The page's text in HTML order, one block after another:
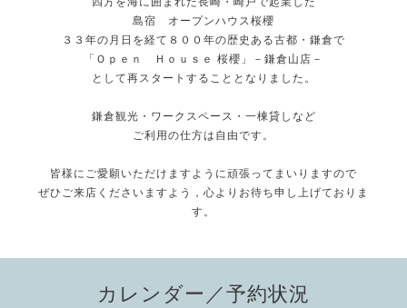
島宿 オープンハウス桜櫻
３３年の月日を経て８００年の歴史ある古都・鎌倉で
「Ｏｐｅｎ Ｈｏｕｓｅ 桜櫻」－鎌倉山店－
として再スタートすることとなりました。
鎌倉観光・ワークスペース・一棟貸しなど
ご利用の仕方は自由です。
皆様にご愛願いただけますように頑張ってまいりますので
ぜひご来店くださいますよう，心よりお待ち申し上げておりま
す。
カレンダー／予約状況